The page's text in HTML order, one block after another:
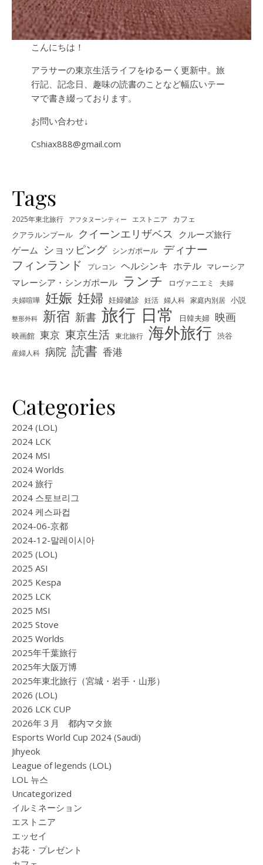
こんにちは！
アラサーの東京生活ライフをゆるーく更新中。旅
行記、記念日、趣味の読書のことなど幅広いテー
マで書き綴っております。
お問い合わせ↓
Cshiax888@gmail.com
Tags
2025年東北旅行 アフタヌーンティー エストニア カフェ
クアラルンプール クイーンエリザベス
クルーズ旅行
ゲーム
ショッピング シンガポール ディナー
フィンランド プレコン ヘルシンキ ホテル マレーシア
マレーシア・シンガポール ランチ ロヴァニエミ
夫婦
夫婦喧嘩 妊娠 妊婦 妊婦健診 妊活 婦人科 家庭内別居 小説
整形外科 新宿 新書 旅行 日常 日韓夫婦 映画
映画館 東京 東京生活 東北旅行 海外旅行 渋谷
産婦人科 病院 読書 香港
Categories
2024 (LOL)
2024 LCK
2024 MSI
2024 Worlds
2024 旅行
2024 스토브리그
2024 케스파컵
2024-06-京都
2024-12-말레이시아
2025 (LOL)
2025 ASI
2025 Kespa
2025 LCK
2025 MSI
2025 Stove
2025 Worlds
2025年千葉旅行
2025年大阪万博
2025年東北旅行（宮城・岩手・山形）
2026 (LOL)
2026 LCK CUP
2026年３月 都内マタ旅
Esports World Cup 2024 (Saudi)
Jihyeok
League of legends (LOL)
LOL 뉴스
Uncategorized
イルミネーション
エストニア
エッセイ
お花・プレゼント